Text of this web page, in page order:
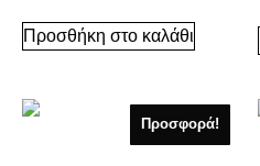
Προσθήκη στο καλάθι
Προσφορά!